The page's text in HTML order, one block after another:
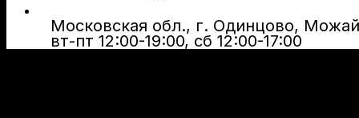
Московская обл., г. Одинцово,
вт-пт 12:00-19:00, сб 12:00-17:00